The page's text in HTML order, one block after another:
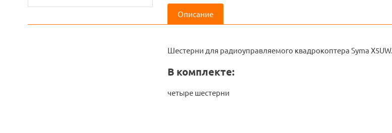
Описание
Шестерни для радиоуправляемого квадрокоптера Syma X5UW.
В комплекте:
четыре шестерни